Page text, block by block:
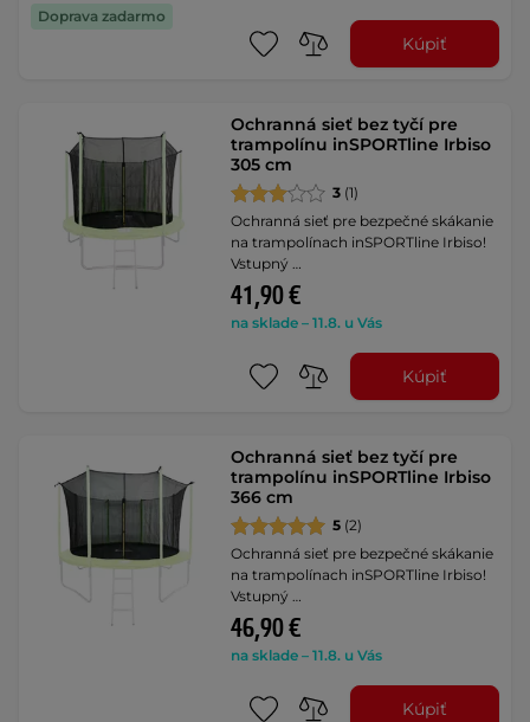
Doprava zadarmo
Kúpiť
Ochranná sieť bez tyčí pre
trampolínu inSPORTline Irbiso
305 cm
3 (1)
Ochranná sieť pre bezpečné skákanie
na trampolínach inSPORTline Irbiso!
Vstupný …
41,90 €
na sklade – 11.8. u Vás
Kúpiť
Ochranná sieť bez tyčí pre
trampolínu inSPORTline Irbiso
366 cm
5 (2)
Ochranná sieť pre bezpečné skákanie
na trampolínach inSPORTline Irbiso!
Vstupný …
46,90 €
na sklade – 11.8. u Vás
Kúpiť